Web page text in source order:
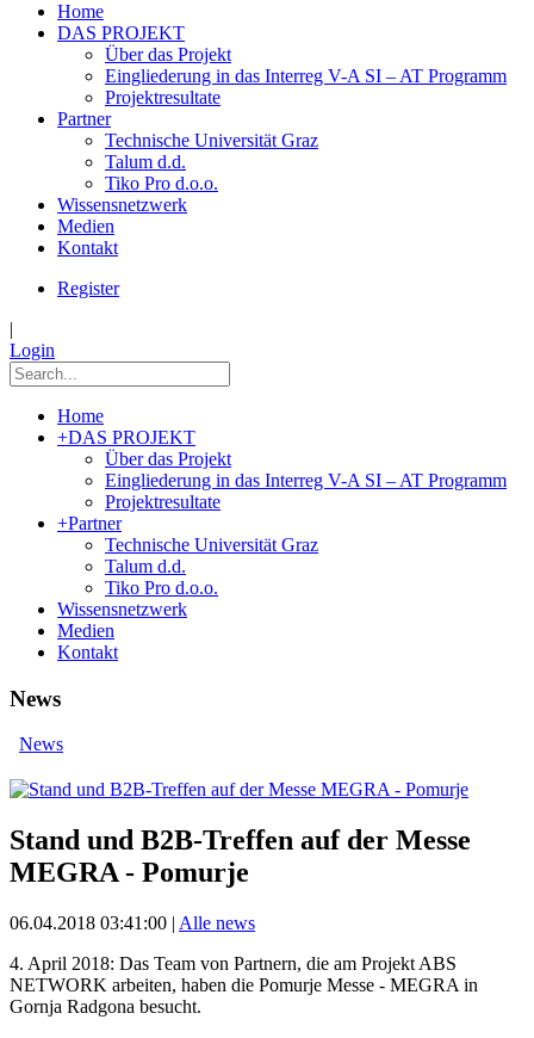
Home
DAS PROJEKT
Über das Projekt
Eingliederung in das Interreg V-A SI – AT Programm
Projektresultate
Partner
Technische Universität Graz
Talum d.d.
Tiko Pro d.o.o.
Wissensnetzwerk
Medien
Kontakt
Register
|
Login
Home
+DAS PROJEKT
Über das Projekt
Eingliederung in das Interreg V-A SI – AT Programm
Projektresultate
+Partner
Technische Universität Graz
Talum d.d.
Tiko Pro d.o.o.
Wissensnetzwerk
Medien
Kontakt
News
News
Stand und B2B-Treffen auf der Messe
MEGRA - Pomurje
06.04.2018 03:41:00 | Alle news
4. April 2018: Das Team von Partnern, die am Projekt ABS
NETWORK arbeiten, haben die Pomurje Messe - MEGRA in
Gornja Radgona besucht.